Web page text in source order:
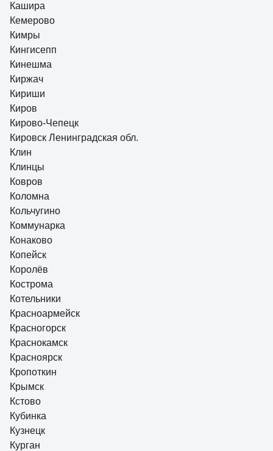
Кашира
Кемерово
Кимры
Кингисепп
Кинешма
Киржач
Кириши
Киров
Кирово-Чепецк
Кировск Ленинградская обл.
Клин
Клинцы
Ковров
Коломна
Кольчугино
Коммунарка
Конаково
Копейск
Королёв
Кострома
Котельники
Красноармейск
Красногорск
Краснокамск
Красноярск
Кропоткин
Крымск
Кстово
Кубинка
Кузнецк
Курган